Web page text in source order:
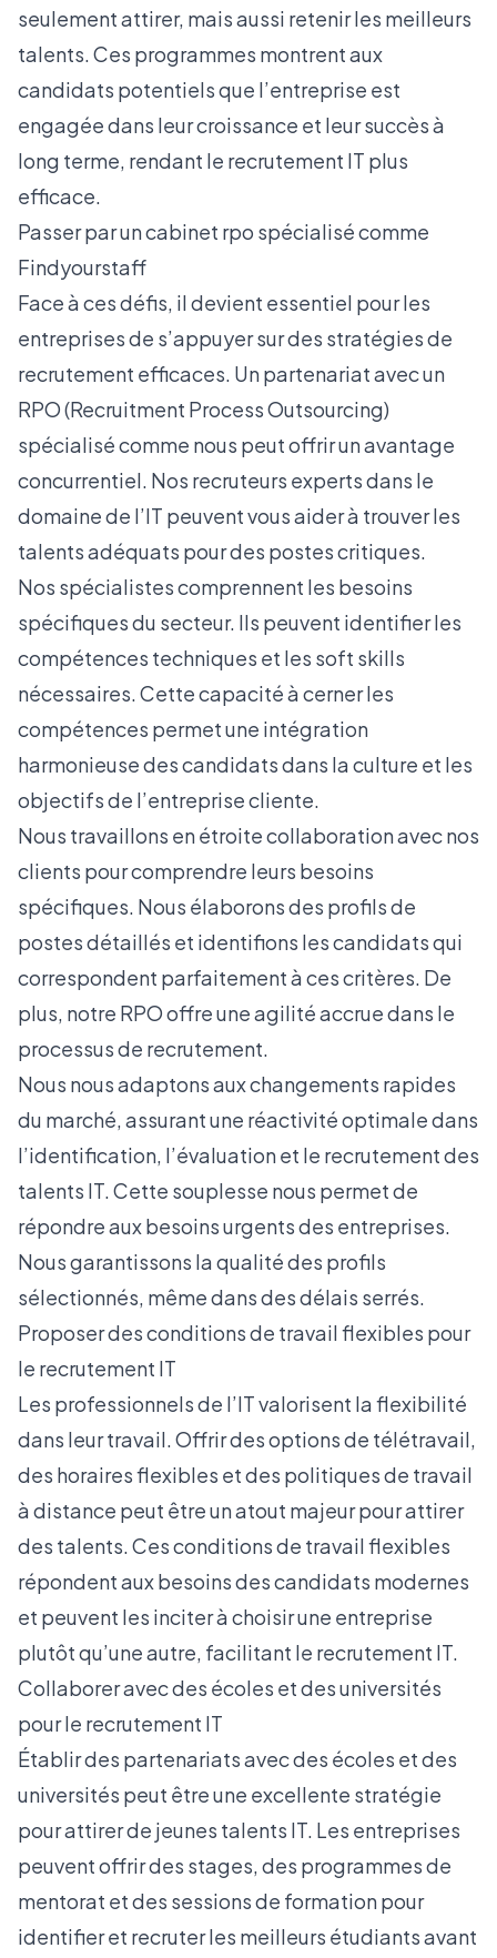
seulement attirer, mais aussi retenir les meilleurs
talents. Ces programmes montrent aux
candidats potentiels que l’entreprise est
engagée dans leur croissance et leur succès à
long terme, rendant le recrutement IT plus
efficace.
Passer par un cabinet rpo spécialisé comme
Findyourstaff
Face à ces défis, il devient essentiel pour les
entreprises de s’appuyer sur des stratégies de
recrutement efficaces. Un partenariat avec un
RPO(Recruitment Process Outsourcing)
spécialisé comme nous peut offrir un avantage
concurrentiel. Nos recruteurs experts dans le
domaine de l’IT peuvent vous aider à trouver les
talents adéquats pour des postes critiques.
Nos spécialistes comprennent les besoins
spécifiques du secteur. Ils peuvent identifier les
compétences techniques et les soft skills
nécessaires. Cette capacité à cerner les
compétences permet une intégration
harmonieuse des candidats dans la culture et les
objectifs de l’entreprise cliente.
Nous travaillons en étroite collaboration avec nos
clients pour comprendre leurs besoins
spécifiques. Nous élaborons des profils de
postes détaillés et identifions les candidats qui
correspondent parfaitement à ces critères. De
plus, notre RPO offre une agilité accrue dans le
processus de recrutement.
Nous nous adaptons aux changements rapides
du marché, assurant une réactivité optimale dans
l’identification, l’évaluation et le recrutement des
talents IT. Cette souplesse nous permet de
répondre aux besoins urgents des entreprises.
Nous garantissons la qualité des profils
sélectionnés, même dans des délais serrés.
Proposer des conditions de travail flexibles pour
le recrutement IT
Les professionnels de l’IT valorisent la flexibilité
dans leur travail. Offrir des options de télétravail,
des horaires flexibles et des politiques de travail
à distance peut être un atout majeur pour attirer
des talents. Ces conditions de travail flexibles
répondent aux besoins des candidats modernes
et peuvent les inciter à choisir une entreprise
plutôt qu’une autre, facilitant le recrutement IT.
Collaborer avec des écoles et des universités
pour le recrutement IT
Établir des partenariats avec des écoles et des
universités peut être une excellente stratégie
pour attirer de jeunes talents IT. Les entreprises
peuvent offrir des stages, des programmes de
mentorat et des sessions de formation pour
identifier et recruter les meilleurs étudiants avant